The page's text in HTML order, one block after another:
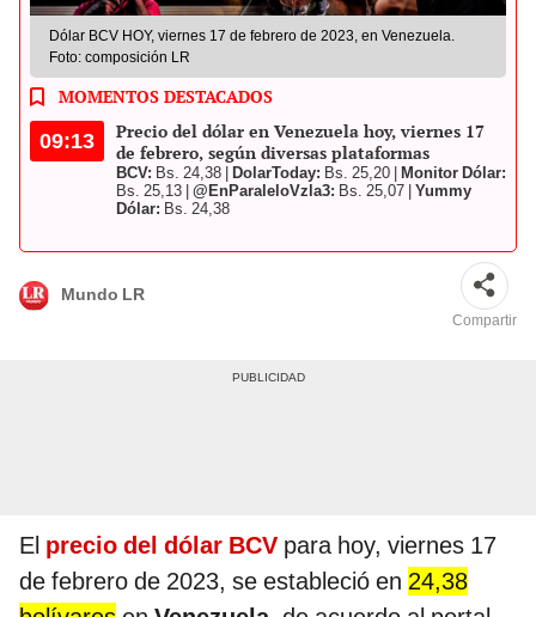
Dólar BCV HOY, viernes 17 de febrero de 2023, en Venezuela.
Foto: composición LR
MOMENTOS DESTACADOS
09:13
Precio del dólar en Venezuela hoy, viernes 17
de febrero, según diversas plataformas
BCV: Bs. 24,38 | DolarToday: Bs. 25,20 | Monitor Dólar:
Bs. 25,13 | @EnParaleloVzla3: Bs. 25,07 | Yummy
Dólar: Bs. 24,38
Mundo LR
Compartir
El precio del dólar BCV para hoy, viernes 17
de febrero de 2023, se estableció en 24,38